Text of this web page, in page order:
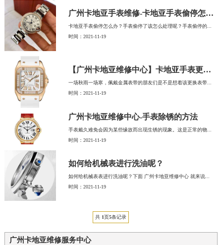
广州卡地亚手表维修-卡地亚手表偷停怎么办？
卡地亚手表偷停怎么办？手表偷停了该怎么处理呢？手表偷停的...
时间：2021-11-19
【广州卡地亚维修中心】卡地亚手表更换表带
一场秋雨一场寒，佩戴金属表带的朋友们是不是想着该更换表带...
时间：2021-11-19
广州卡地亚维修中心-手表除锈的方法
手表戴久难免会因为某些缘故而出现生锈的现象。这是正常的物...
时间：2021-11-19
如何给机械表进行洗油呢？
如何给机械表表进行洗油呢？下面 广州卡地亚维修中心 就来说...
时间：2021-11-19
共 1页5条记录
广州卡地亚维修服务中心